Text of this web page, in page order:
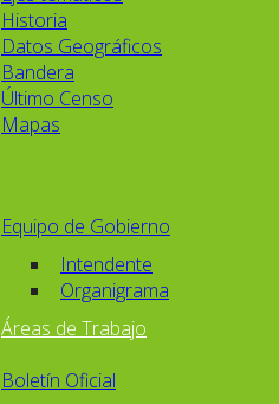
Historia
Datos Geográficos
Bandera
Último Censo
Mapas
Equipo de Gobierno
Intendente
Organigrama
Áreas de Trabajo
Boletín Oficial